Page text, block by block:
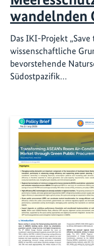
wandelnden
Das IKI-Projekt
wissenschaftliche
bevorstehende
Südostpazifik…